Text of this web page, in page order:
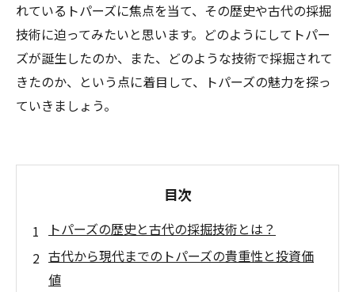
れているトパーズに焦点を当て、その歴史や古代の採掘
技術に迫ってみたいと思います。どのようにしてトパー
ズが誕生したのか、また、どのような技術で採掘されて
きたのか、という点に着目して、トパーズの魅力を探っ
ていきましょう。
目次
トパーズの歴史と古代の採掘技術とは？
古代から現代までのトパーズの貴重性と投資価
値